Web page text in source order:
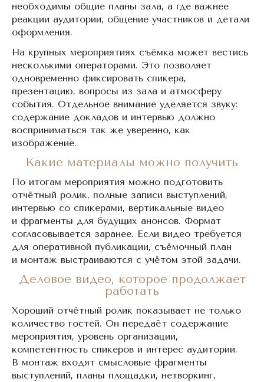
необходимы общие планы зала, а где важнее
реакции аудитории, общение участников и детали
оформления.
На крупных мероприятиях съёмка может вестись
несколькими операторами. Это позволяет
одновременно фиксировать спикера,
презентацию, вопросы из зала и атмосферу
события. Отдельное внимание уделяется звуку:
содержание докладов и интервью должно
восприниматься так же уверенно, как
изображение.
Какие материалы можно получить
По итогам мероприятия можно подготовить
отчётный ролик, полные записи выступлений,
интервью со спикерами, вертикальные видео
и фрагменты для будущих анонсов. Формат
согласовывается заранее. Если видео требуется
для оперативной публикации, съёмочный план
и монтаж выстраиваются с учётом этой задачи.
Деловое видео, которое продолжает
работать
Хороший отчётный ролик показывает не только
количество гостей. Он передаёт содержание
мероприятия, уровень организации,
компетентность спикеров и интерес аудитории.
В монтаж входят смысловые фрагменты
выступлений, планы площадки, нетворкинг,